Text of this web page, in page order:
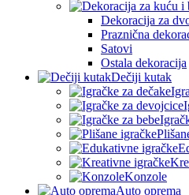
Dekoracija za
Praznična
Satovi
Ostala dekoracija
Dečiji kutak
Konzole
Auto oprema